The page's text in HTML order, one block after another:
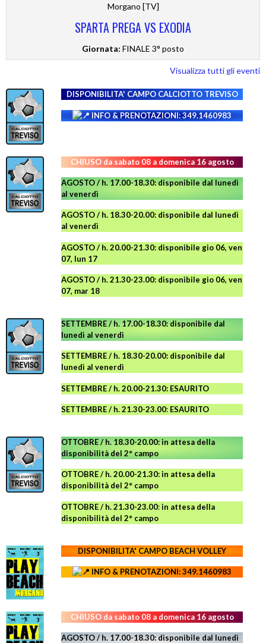
Morgano [TV]
SPARTA PREGA VS EXODIA
Giornata: FINALE 3° posto
Visualizza tutti gli eventi
DISPONIBILITA' CAMPO CALCIOTTO TREVISO
INFO & PRENOTAZIONI: 349.1460983
CHIUSO da sabato 08 a domenica 16 agosto
AGOSTO / h. 17.00-18.30: disponibile dal lunedì
al venerdì
AGOSTO/ h. 18.30-20.00: disponibile dal lunedì
al venerdì
AGOSTO / h. 20.00-21.30: disponibile gio 06, ven
07, lun 17
AGOSTO/ h. 21.30-23.00: disponibile gio 06, ven
07, mar 18
SETTEMBRE / h. 17.00-18.30: disponibile dal
lunedì al venerdì
SETTEMBRE / h. 18.30-20.00: disponibile dal
lunedì al venerdì
SETTEMBRE / h. 20.00-21.30: ESAURITO
SETTEMBRE / h. 21.30-23.00: ESAURITO
OTTOBRE / h. 18.30-20.00:in attesa della
disponibilità del 2° campo
OTTOBRE / h. 20.00-21.30:in attesa della
disponibilità del 2° campo
OTTOBRE / h. 21.30-23.00:in attesa della
disponibilità del 2° campo
DISPONIBILITA' CAMPOBEACH VOLLEY
INFO & PRENOTAZIONI: 349.1460983
CHIUSO da sabato 08 a domenica 16 agosto
AGOSTO / h. 17.00-18.30: disponibile dal lunedì